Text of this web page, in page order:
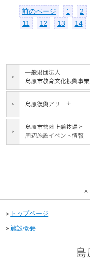
前のページ 1 2
11
12 13 14
トップページ
施設概要